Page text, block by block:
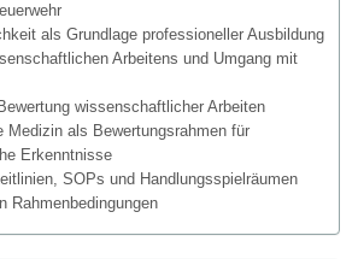
als Grundlage professioneller Ausbildung
Arbeitens und Umgang mit
wissenschaftlicher Arbeiten
Medizin als Bewertungsrahmen für
Erkenntnisse
SOPs und Handlungsspielräumen
Rahmenbedingungen